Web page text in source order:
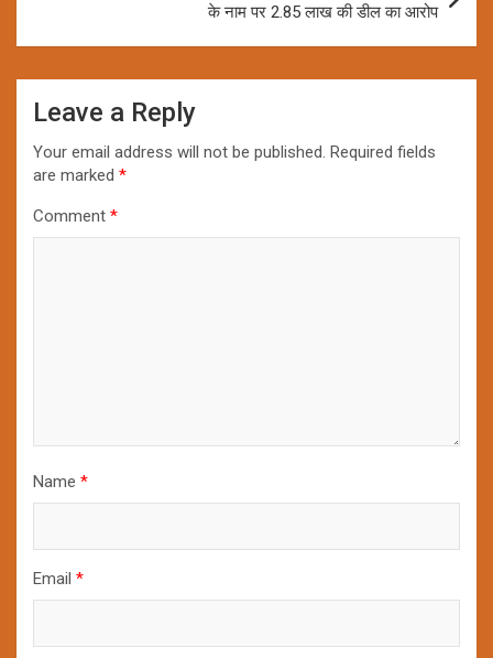
के नाम पर 2.85 लाख की डील का आरोप
Leave a Reply
Your email address will not be published. Required fields
are marked *
Comment *
Name *
Email *